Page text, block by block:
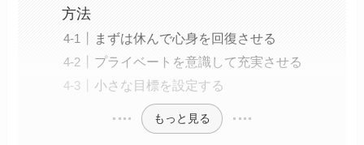
方法
まずは休んで心身を回復させる
プライベートを意識して充実させる
小さな目標を設定する
もっと見る